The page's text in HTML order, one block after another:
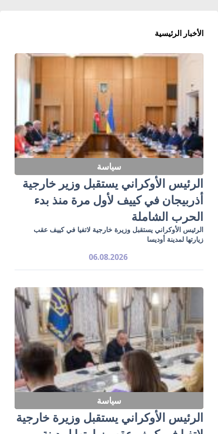
الأخبار الرئيسية
سياسة
الرئيس الأوكراني يستقبل وزير خارجية
أذربيجان في كييف لأول مرة منذ بدء
الحرب الشاملة
الرئيس الأوكراني يستقبل وزيرة خارجية لاتفيا في كييف عقب
زيارتها لمدينة أوديسا
06.08.2026
سياسة
الرئيس الأوكراني يستقبل وزيرة خارجية